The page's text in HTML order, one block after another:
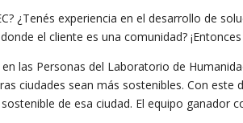
¿Tenés experiencia en el desarrollo de
el cliente es una comunidad?
las Personas del Laboratorio de
ciudades sean más sostenibles. Con
de esa ciudad. El equipo ganador